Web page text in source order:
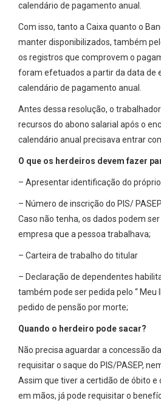
calendário de pagamento anual.
Com isso, tanto a Caixa quanto o
manter disponibilizados, também
os registros que comprovem o
foram efetuados a partir da data de
calendário de pagamento anual.
Antes dessa resolução, o
recursos do abono salarial após o
calendário anual precisava entrar
O que os herdeiros devem fazer
– Apresentar identificação do
– Número de inscrição do PIS/
Caso não tenha, os dados podem
empresa que a pessoa trabalhava;
– Carteira de trabalho do titular
– Declaração de dependentes
também pode ser pedida pelo “ Meu
pedido de pensão por morte;
Quando o herdeiro pode sacar?
Não precisa aguardar a concessão
requisitar o saque do PIS/PASEP,
Assim que tiver a certidão de óbito
em mãos, já pode requisitar o